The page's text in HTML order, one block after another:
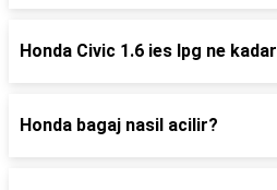
Honda Civic 1.6 ies lpg ne
Honda bagaj nasil acilir?